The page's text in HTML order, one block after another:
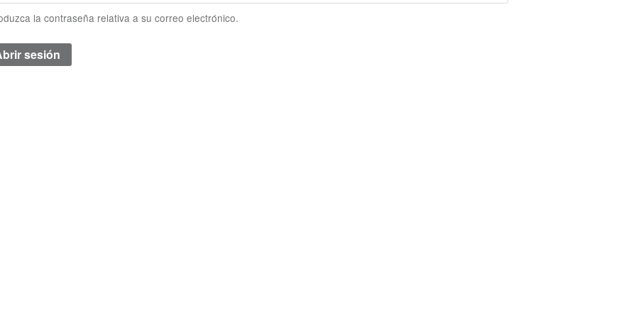
la contraseña relativa a su correo electrónico.